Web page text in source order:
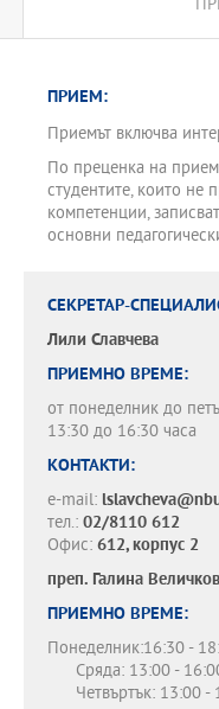
сферата на
За да могат да се
Кандидатите,
професионални
„Педагогика на
направления с
няколко допълнителни
ПРИЕМ:
Приемът включва
По преценка на
студентите, които не
компетенции,
основни
СЕКРЕТАР-
Лили Славчева
ПРИЕМНО ВРЕМЕ:
от понеделник до
13:30 до 16:30 часа
КОНТАКТИ:
e-mail:
тел.: 02/8110 612
Офис: 612, корпус 2
преп. Галина
ПРИЕМНО ВРЕМЕ:
Понеделник:16:30 -
Сряда: 13:00 -
Четвъртък: 13:00 -